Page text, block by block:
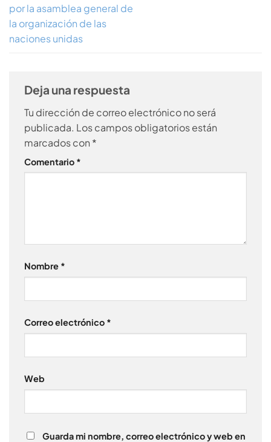
por la asamblea general de
la organización de las
naciones unidas
Deja una respuesta
Tu dirección de correo electrónico no será
publicada. Los campos obligatorios están
marcados con *
Comentario *
Nombre *
Correo electrónico *
Web
Guarda mi nombre, correo electrónico y web en